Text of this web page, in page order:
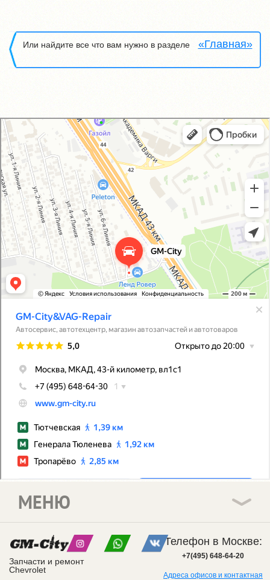
Или найдите все что вам нужно в разделе «Главная»
GM-City&VAG-Repair
Автосервис, автотехцентр в Москве
Магазин автозапчастей и автотоваров в Москве
Запчасти и ремонт
Chevrolet
МЕНЮ
Телефон в Москве:
+7(495) 648-64-20
Адреса офисов и контактная